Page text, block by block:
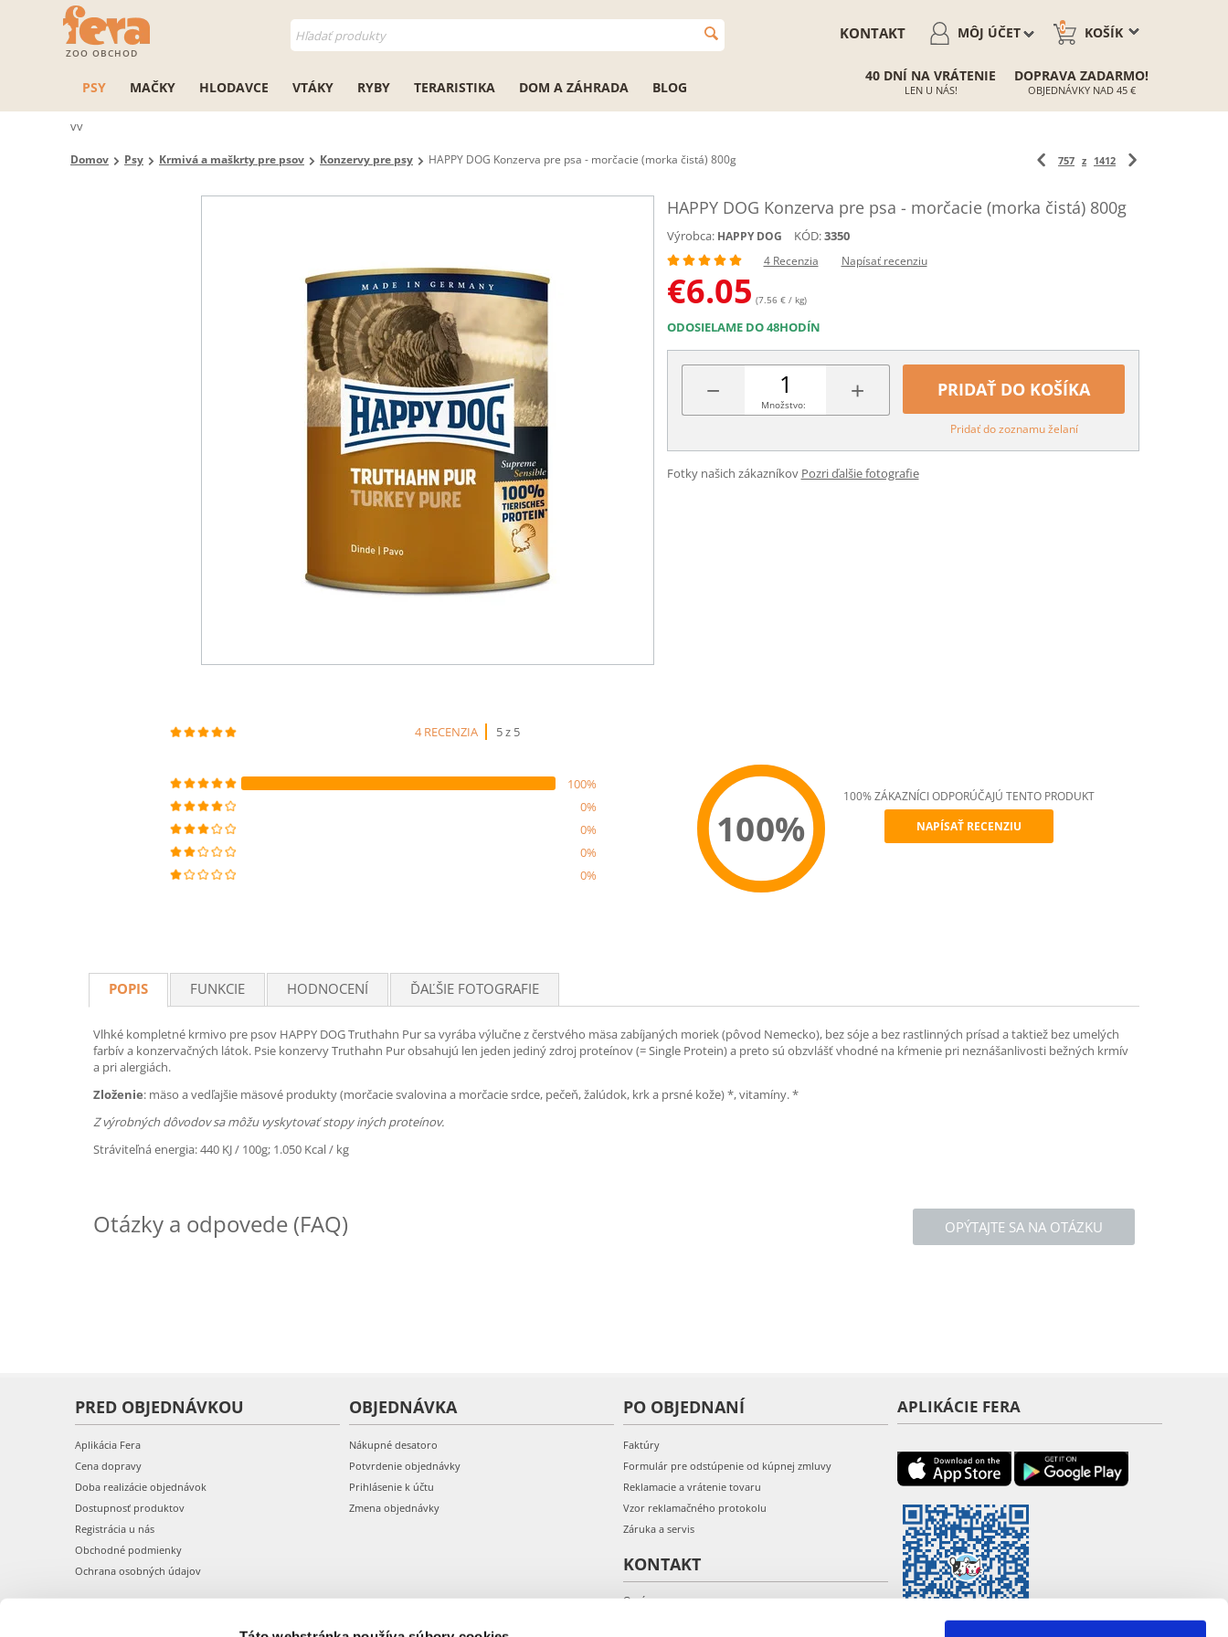
ZOO OBCHOD
KOŠÍK
0
MÔJ ÚČET
KONTAKT
PSY MAČKY HLODAVCE VTÁKY RYBY TERARISTIKA DOM A ZÁHRADA BLOG
40 DNÍ NA VRÁTENIE
LEN U NÁS!
DOPRAVA ZADARMO!
OBJEDNÁVKY NAD 45 €
vv
Domov Psy Krmivá a maškrty pre psov Konzervy pre psy HAPPY DOG Konzerva pre psa - morčacie (morka čistá) 800g 757 z 1412
HAPPY DOG Konzerva pre psa - morčacie (morka čistá) 800g
Výrobca: HAPPY DOG KÓD:3350
4 Recenzia Napísať recenziu
€6.05 (7.56 € / kg)
ODOSIELAME DO 48HODÍN
− +
Množstvo:
PRIDAŤ DO KOŠÍKA
Pridať do zoznamu želaní
Fotky našich zákazníkov Pozri ďalšie fotografie
4 RECENZIA 5 z 5
100%
0%
0%
0%
0%
100%
100% ZÁKAZNÍCI ODPORÚČAJÚ TENTO PRODUKT
NAPÍSAŤ RECENZIU
POPIS FUNKCIE HODNOCENÍ ĎAĽŠIE FOTOGRAFIE
Vlhké kompletné krmivo pre psov HAPPY DOG Truthahn Pur sa vyrába výlučne z čerstvého mäsa zabíjaných moriek (pôvod Nemecko), bez sóje a bez rastlinných prísad a taktiež bez umelých
farbív a konzervačných látok. Psie konzervy Truthahn Pur obsahujú len jeden jediný zdroj proteínov (= Single Protein) a preto sú obzvlášť vhodné na kŕmenie pri neznášanlivosti bežných krmív
a pri alergiách.
Zloženie: mäso a vedľajšie mäsové produkty (morčacie svalovina a morčacie srdce, pečeň, žalúdok, krk a prsné kože) *, vitamíny. *
Z výrobných dôvodov sa môžu vyskytovať stopy iných proteínov.
Stráviteľná energia: 440 KJ / 100g; 1.050 Kcal / kg
OPÝTAJTE SA NA OTÁZKU
Otázky a odpovede (FAQ)
PRED OBJEDNÁVKOU
Aplikácia Fera
Cena dopravy
Doba realizácie objednávok
Dostupnosť produktov
Registrácia u nás
Obchodné podmienky
Ochrana osobných údajov
OBJEDNÁVKA
Nákupné desatoro
Potvrdenie objednávky
Prihlásenie k účtu
Zmena objednávky
PO OBJEDNANÍ
Faktúry
Formulár pre odstúpenie od kúpnej zmluvy
Reklamacie a vrátenie tovaru
Vzor reklamačného protokolu
Záruka a servis
KONTAKT
O nás
APLIKÁCIE FERA